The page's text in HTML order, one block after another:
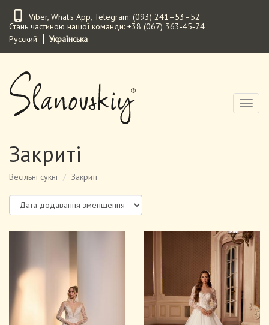
основного
вмісту
Viber,What's App, Telegram:(093) 241–53–52
Стань частиною нашої команди: +38 (067) 363‑45‑74
Русский
Українська
Закриті
Весільні сукні Закриті